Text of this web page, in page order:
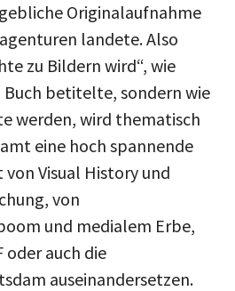
Originalaufnahme
landete. Also
zu Bildern wird“, wie
Buch betitelte, sondern wie
werden, wird thematisch
eine hoch spannende
Visual History und
von
und medialem Erbe,
oder auch die
auseinandersetzen.